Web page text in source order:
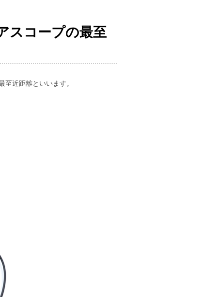
スコープの最至
近距離といいます。